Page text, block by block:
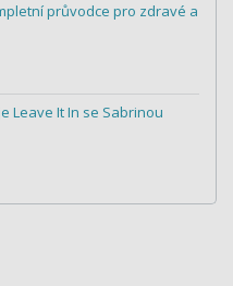
průvodce pro zdravé a
Leave It In se Sabrinou